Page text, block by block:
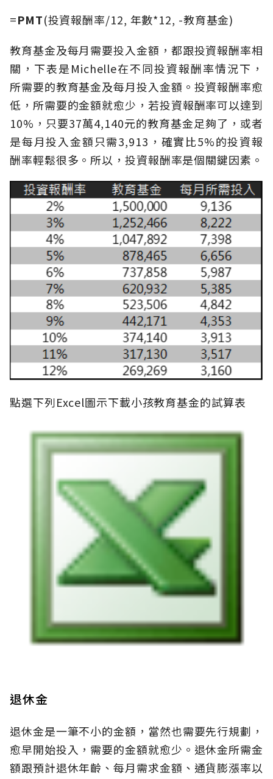
=PMT(投資報酬率/12, 年數*12, -教育基金)
教育基金及每月需要投入金額，都跟投資報酬率相
關，下表是Michelle在不同投資報酬率情況下，
所需要的教育基金及每月投入金額。投資報酬率愈
低，所需要的金額就愈少，若投資報酬率可以達到
10%，只要37萬4,140元的教育基金足夠了，或者
是每月投入金額只需3,913，確實比5%的投資報
酬率輕鬆很多。所以，投資報酬率是個關鍵因素。
點選下列Excel圖示下載小孩教育基金的試算表
退休金
退休金是一筆不小的金額，當然也需要先行規劃，
愈早開始投入，需要的金額就愈少。退休金所需金
額跟預計退休年齡、每月需求金額、通貨膨漲率以